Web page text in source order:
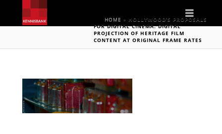
HOME » HOLLYWOOD’S PROPOSALS
FOR DIGITAL CINEMA. DIGITAL
PROJECTION OF HERITAGE FILM
CONTENT AT ORIGINAL FRAME RATES